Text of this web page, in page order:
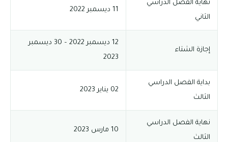
نهاية الفصل الدراسي
الثاني
11 ديسمبر 2022
إجازة الشتاء
12 ديسمبر 2022 – 30 ديسمبر
2023
بداية الفصل الدراسي
الثالث
02 يناير 2023
نهاية الفصل الدراسي
الثالث
10 مارس 2023